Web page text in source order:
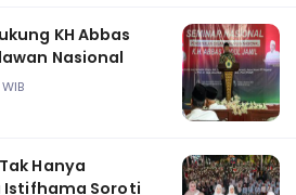
KH Abbas
Nasional
Hanya
Istifhama Soroti